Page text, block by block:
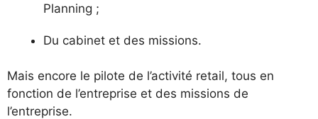
Planning ;
Du cabinet et des missions.
Mais encore le pilote de l’activité retail, tous en
fonction de l’entreprise et des missions de
l’entreprise.